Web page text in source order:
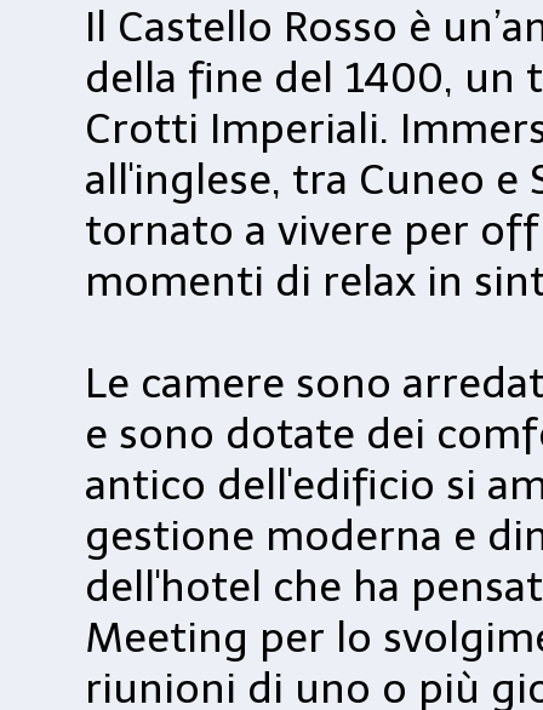
Il Castello Rosso è
della fine del 1400, un
Crotti Imperiali.
all'inglese, tra Cuneo e
tornato a vivere per
momenti di relax in
Le camere sono
e sono dotate dei
antico dell'edificio si
gestione moderna e
dell'hotel che ha
Meeting per lo
riunioni di uno o più